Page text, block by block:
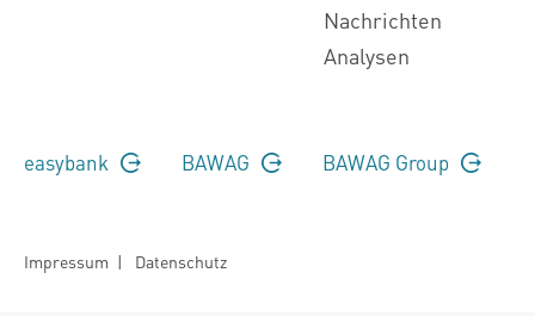
Nachrichten
Analysen
easybank BAWAG BAWAG Group
Impressum | Datenschutz